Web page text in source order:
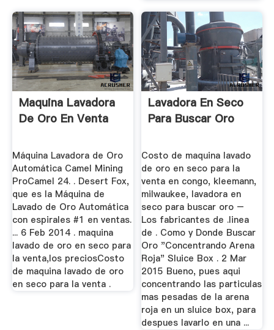
Maquina Lavadora
De Oro En Venta
Máquina Lavadora de Oro
Automática Camel Mining
ProCamel 24. . Desert Fox,
que es la Máquina de
Lavado de Oro Automática
con espirales #1 en ventas.
... 6 Feb 2014 . maquina
lavado de oro en seco para
la venta,los preciosCosto
de maquina lavado de oro
en seco para la venta .
Lavadora En Seco
Para Buscar Oro
Costo de maquina lavado
de oro en seco para la
venta en congo, kleemann,
milwaukee, lavadora en
seco para buscar oro –
Los fabricantes de .linea
de . Como y Donde Buscar
Oro "Concentrando Arena
Roja" Sluice Box . 2 Mar
2015 Bueno, pues aqui
concentrando las particulas
mas pesadas de la arena
roja en un sluice box, para
despues lavarlo en una ...